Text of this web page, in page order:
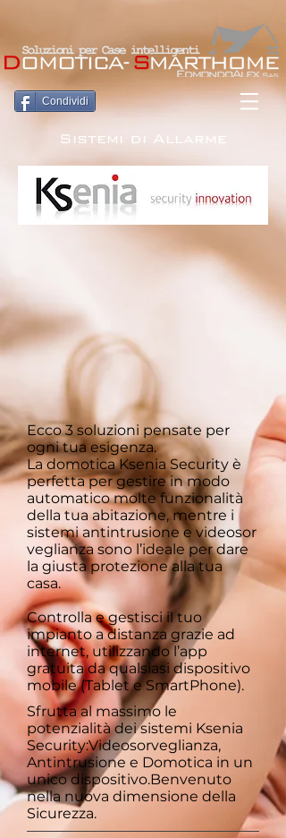
Condividi
Sistemi di Allarme
Ecco 3 soluzioni pensate per
ogni tua esigenza.
La domotica Ksenia Security è
perfetta per gestire in modo
automatico molte funzionalità
della tua abitazione, mentre i
sistemi antintrusione e videosor
veglianza sono l’ideale per dare
la giusta protezione alla tua
casa.
Controlla e gestisci il tuo
impianto a distanza grazie ad
internet, utilizzando l’app
gratuita da qualsiasi dispositivo
mobile (Tablet e SmartPhone).
Sfrutta al massimo le
potenzialità dei sistemi Ksenia
Security:Videosorveglianza,
Antintrusione e Domotica in un
unico dispositivo.Benvenuto
nella nuova dimensione della
Sicurezza.